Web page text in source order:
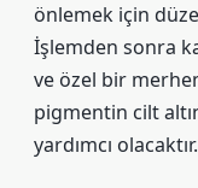
önlemek için
İşlemden sonra
ve özel bir
pigmentin cilt
yardımcı olacaktır.